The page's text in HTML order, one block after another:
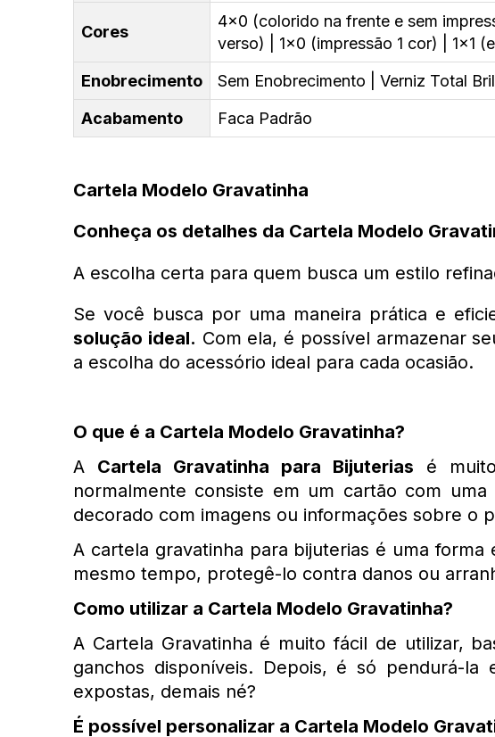
Cores
4x0 (colorido na frente e sem
verso) | 1x0 (impressão 1 cor) | 1x1
Enobrecimento
Sem Enobrecimento | Verniz Total
Acabamento
Faca Padrão
Cartela Modelo Gravatinha
Conheça os detalhes da Cartela Modelo
A escolha certa para quem busca um estilo
Se você busca por uma maneira prática e
solução ideal. Com ela, é possível armazenar
a escolha do acessório ideal para cada ocasião.
O que é a Cartela Modelo Gravatinha?
A Cartela Gravatinha para Bijuterias é
normalmente consiste em um cartão com
decorado com imagens ou informações sobre o
A cartela gravatinha para bijuterias é uma
mesmo tempo, protegê-lo contra danos ou
Como utilizar a Cartela Modelo Gravatinha?
A Cartela Gravatinha é muito fácil de utilizar,
ganchos disponíveis. Depois, é só pendurá-
expostas, demais né?
É possível personalizar a Cartela Modelo